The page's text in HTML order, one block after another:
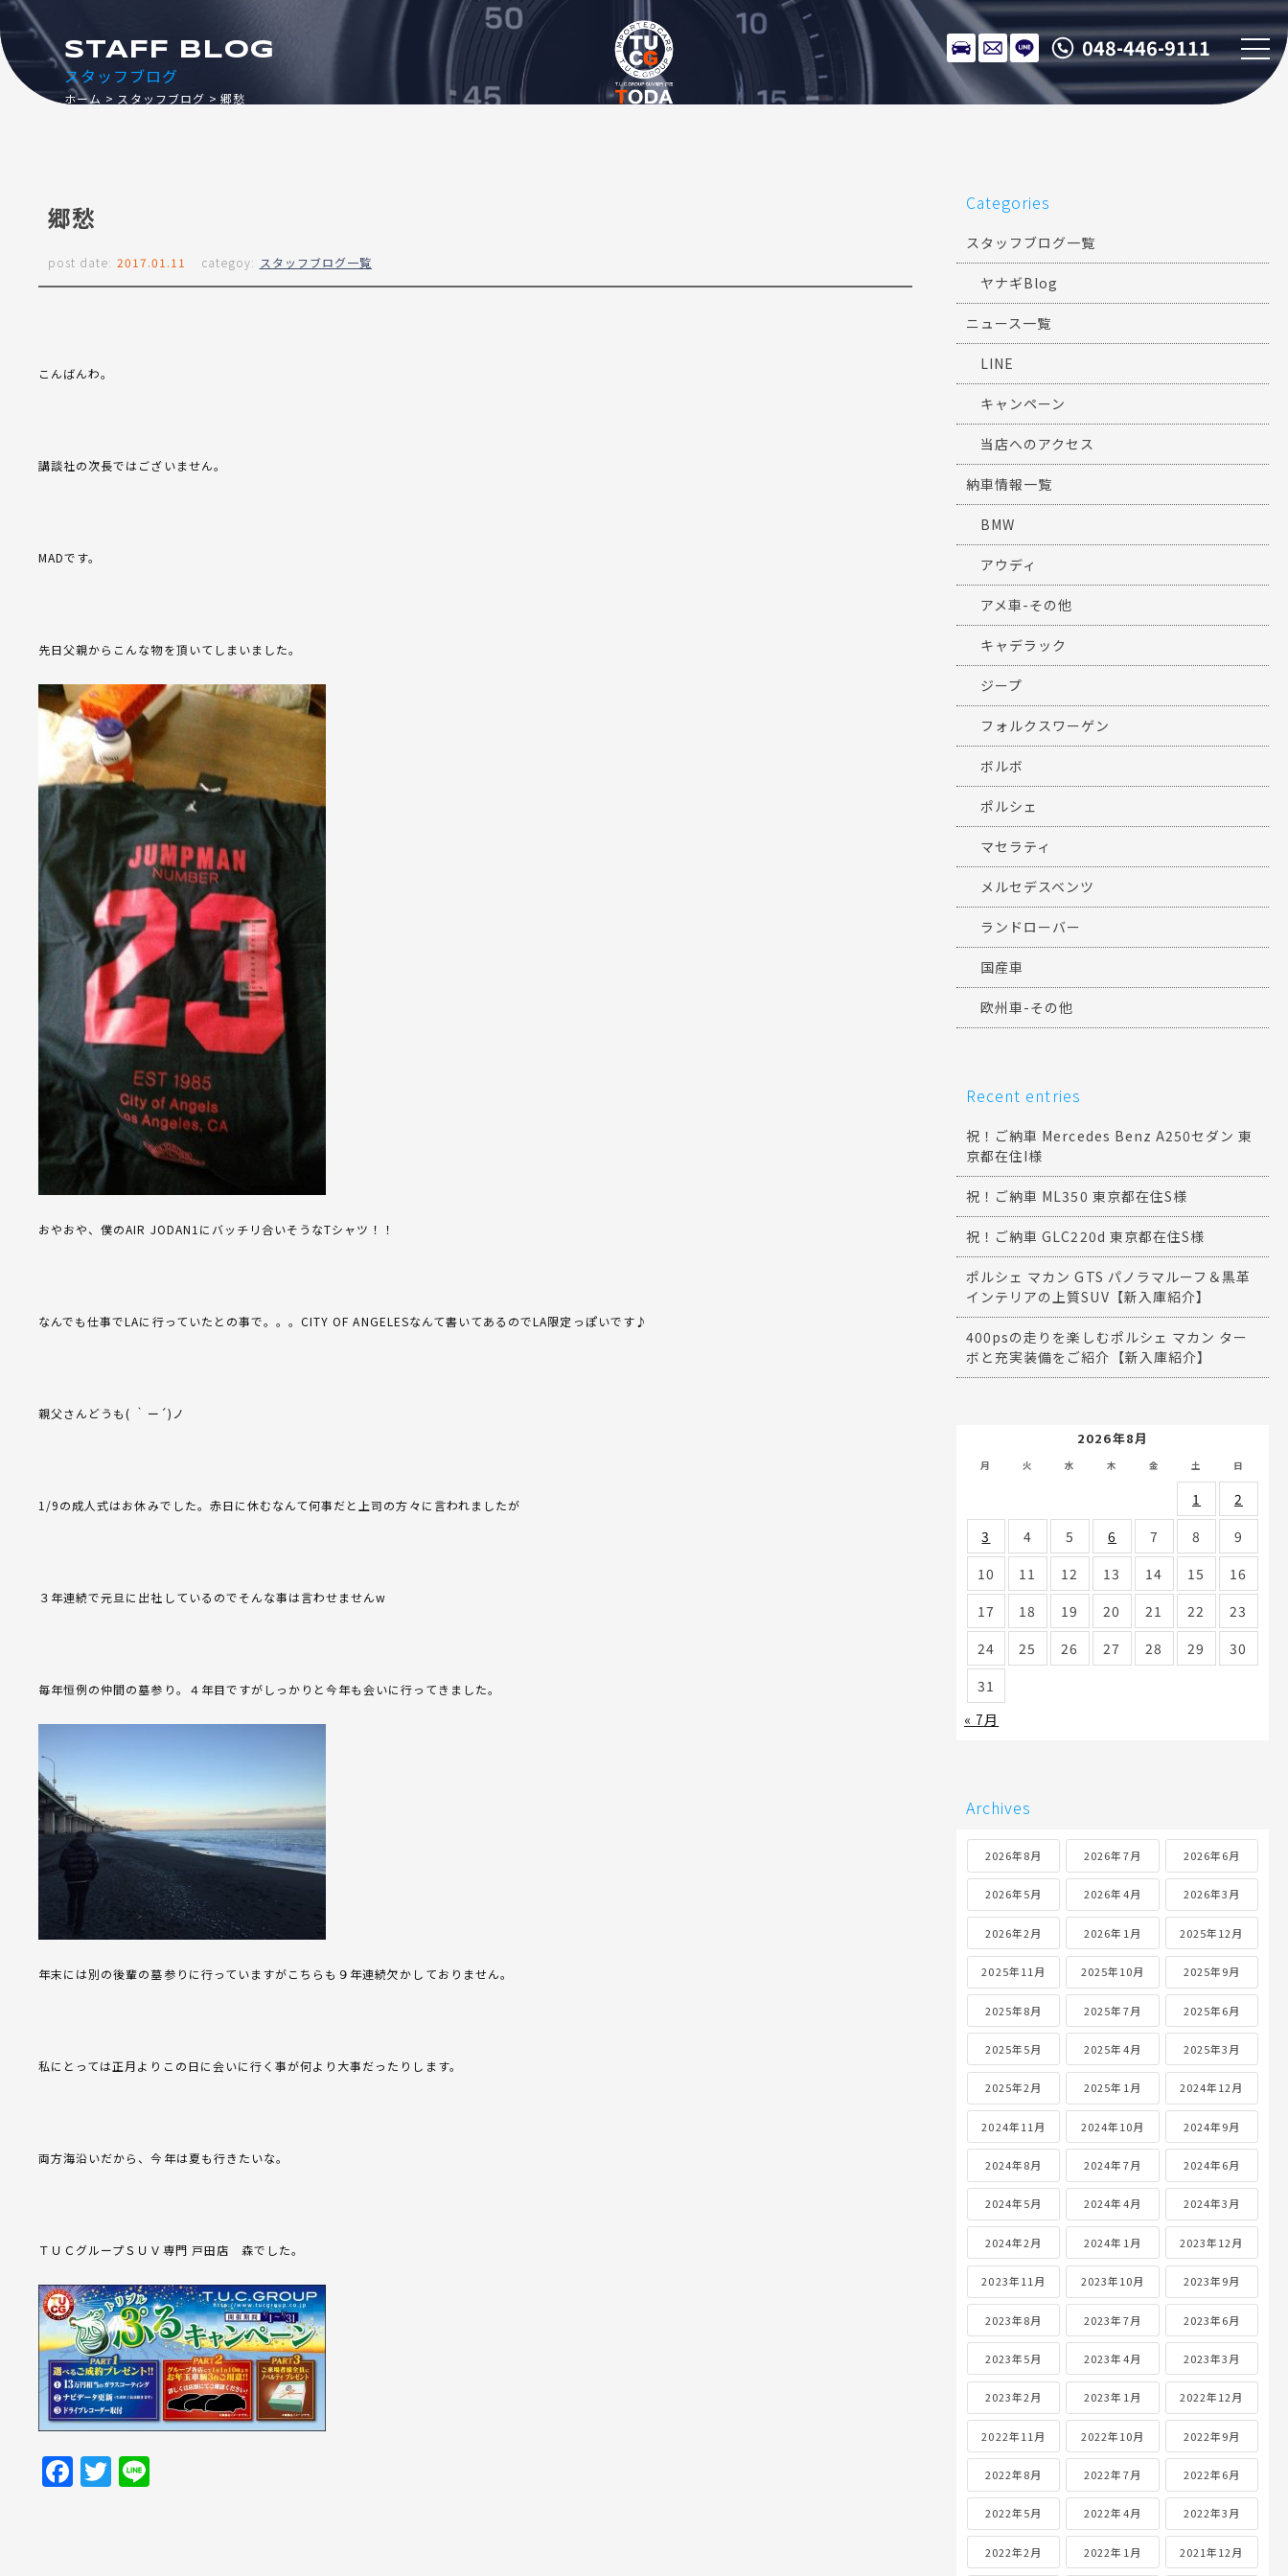
048-446-9111
スタッフブログ
STAFF BLOG
ホーム スタッフブログ 郷愁
郷愁
post date: 2017.01.11 categoy: スタッフブログ一覧
こんばんわ。
講談社の次長ではございません。
MADです。
先日父親からこんな物を頂いてしまいました。
おやおや、僕のAIR JODAN1にバッチリ合いそうなTシャツ！！
なんでも仕事でLAに行っていたとの事で。。。CITY OF ANGELESなんて書いてあるのでLA限定っぽいです♪
親父さんどうも( ｀ー´)ノ
1/9の成人式はお休みでした。赤日に休むなんて何事だと上司の方々に言われましたが
３年連続で元旦に出社しているのでそんな事は言わせませんw
毎年恒例の仲間の墓参り。４年目ですがしっかりと今年も会いに行ってきました。
年末には別の後輩の墓参りに行っていますがこちらも９年連続欠かしておりません。
私にとっては正月よりこの日に会いに行く事が何より大事だったりします。
両方海沿いだから、今年は夏も行きたいな。
ＴＵＣグループＳＵＶ専門 戸田店 森でした。
Facebook
Twitter
Categories
スタッフブログ一覧
ヤナギBlog
ニュース一覧
LINE
キャンペーン
当店へのアクセス
納車情報一覧
BMW
アウディ
アメ車-その他
キャデラック
ジープ
フォルクスワーゲン
ボルボ
ポルシェ
マセラティ
メルセデスベンツ
ランドローバー
国産車
欧州車-その他
Recent entries
祝！ご納車 Mercedes Benz A250セダン 東
京都在住I様
祝！ご納車 ML350 東京都在住S様
祝！ご納車 GLC220d 東京都在住S様
ポルシェ マカン GTS パノラマルーフ＆黒革
インテリアの上質SUV【新入庫紹介】
400psの走りを楽しむポルシェ マカン ター
ボと充実装備をご紹介【新入庫紹介】
2026年8月
月 火 水 木 金 土 日
1
2
3
4 5 6 7 8
9
10
11 12 13 14 15
16
17
18 19 20 21 22
23
24
25 26 27 28 29
30
31
« 7月
Archives
2026年8月 2026年7月 2026年6月
2026年5月 2026年4月 2026年3月
2026年2月 2026年1月 2025年12月
2025年11月 2025年10月 2025年9月
2025年8月 2025年7月 2025年6月
2025年5月 2025年4月 2025年3月
2025年2月 2025年1月 2024年12月
2024年11月 2024年10月 2024年9月
2024年8月 2024年7月 2024年6月
2024年5月 2024年4月 2024年3月
2024年2月 2024年1月 2023年12月
2023年11月 2023年10月 2023年9月
2023年8月 2023年7月 2023年6月
2023年5月 2023年4月 2023年3月
2023年2月 2023年1月 2022年12月
2022年11月 2022年10月 2022年9月
2022年8月 2022年7月 2022年6月
2022年5月 2022年4月 2022年3月
2022年2月 2022年1月 2021年12月